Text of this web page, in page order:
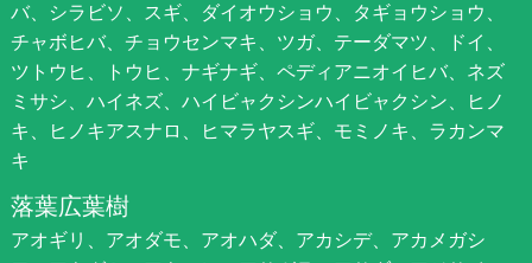
バ、シラビソ、スギ、ダイオウショウ、タギョウショウ、
チャボヒバ、チョウセンマキ、ツガ、テーダマツ、ドイ、
ツトウヒ、トウヒ、ナギナギ、ペディアニオイヒバ、ネズ
ミサシ、ハイネズ、ハイビャクシンハイビャクシン、ヒノ
キ、ヒノキアスナロ、ヒマラヤスギ、モミノキ、ラカンマ
キ
落葉広葉樹
アオギリ、アオダモ、アオハダ、アカシデ、アカメガシ